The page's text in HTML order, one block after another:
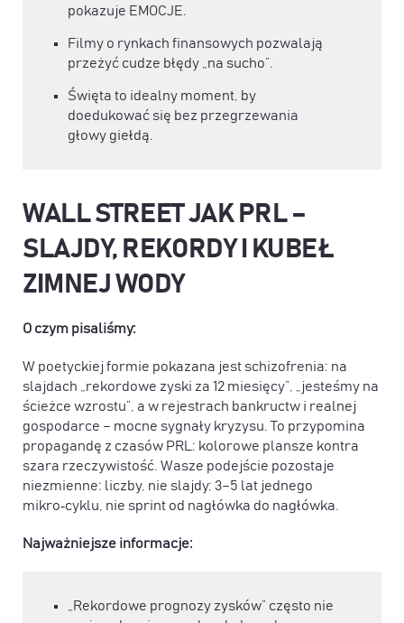
pokazuje EMOCJE.
Filmy o rynkach finansowych pozwalają
przeżyć cudze błędy „na sucho”.
Święta to idealny moment, by
doedukować się bez przegrzewania
głowy giełdą.
WALL STREET JAK PRL –
SLAJDY, REKORDY I KUBEŁ
ZIMNEJ WODY
O czym pisaliśmy:
W poetyckiej formie pokazana jest schizofrenia: na
slajdach „rekordowe zyski za 12 miesięcy”, „jesteśmy na
ścieżce wzrostu”, a w rejestrach bankructw i realnej
gospodarce – mocne sygnały kryzysu. To przypomina
propagandę z czasów PRL: kolorowe plansze kontra
szara rzeczywistość. Wasze podejście pozostaje
niezmienne: liczby, nie slajdy; 3–5 lat jednego
mikro‑cyklu, nie sprint od nagłówka do nagłówka.
Najważniejsze informacje:
„Rekordowe prognozy zysków” często nie